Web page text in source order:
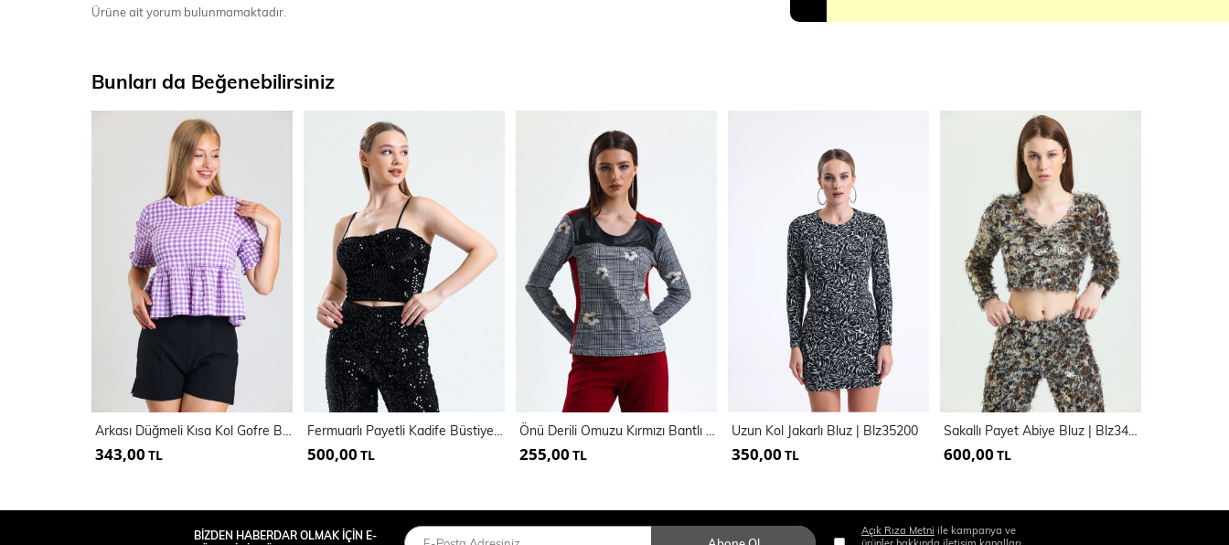
Ürüne ait yorum bulunmamaktadır.
Bunları da Beğenebilirsiniz
Arkası Düğmeli Kısa Kol Gofre Bluz | Blz33494
343,00 TL
Fermuarlı Payetli Kadife Büstiyer | Bus34034
500,00 TL
Önü Derili Omuzu Kırmızı Bantlı Uzun Kol Bluz | Blz31707
255,00 TL
Uzun Kol Jakarlı Bluz | Blz35200
350,00 TL
Sakallı Payet Abiye Bluz | Blz34598
600,00 TL
BİZDEN HABERDAR OLMAK İÇİN E-
Açık Rıza Metni ile kampanya ve